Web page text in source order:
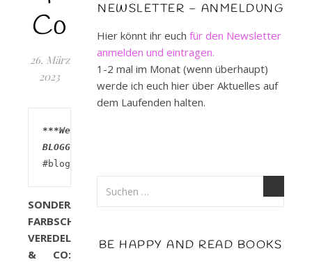
Co
26. März
2023
***Werbung***
BLOGGERSONNTAG
SONDERAUSGABEN,
FARBSCHNITTE,
VEREDELUNGEN
& CO:
NEWSLETTER – ANMELDUNG
Hier könnt ihr euch für den Newsletter
anmelden und eintragen.
1-2 mal im Monat (wenn überhaupt)
werde ich euch hier über Aktuelles auf
dem Laufenden halten.
BE HAPPY AND READ BOOKS